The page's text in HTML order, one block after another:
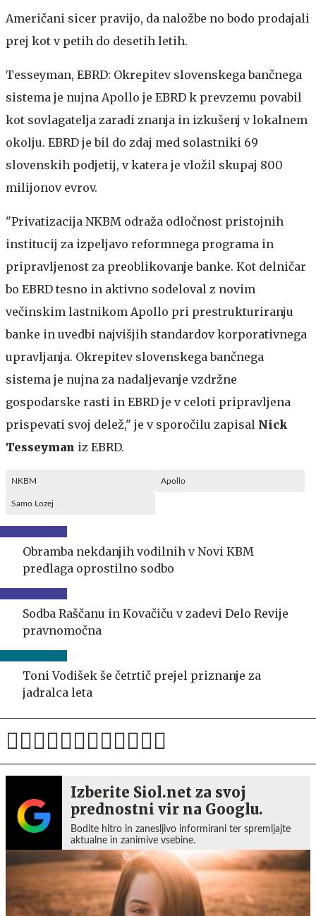
Američani sicer pravijo, da naložbe no bodo prodajali
prej kot v petih do desetih letih.
Tesseyman, EBRD: Okrepitev slovenskega bančnega
sistema je nujna Apollo je EBRD k prevzemu povabil
kot sovlagatelja zaradi znanja in izkušenj v lokalnem
okolju. EBRD je bil do zdaj med solastniki 69
slovenskih podjetij, v katera je vložil skupaj 800
milijonov evrov.
"Privatizacija NKBM odraža odločnost pristojnih
institucij za izpeljavo reformnega programa in
pripravljenost za preoblikovanje banke. Kot delničar
bo EBRD tesno in aktivno sodeloval z novim
večinskim lastnikom Apollo pri prestrukturiranju
banke in uvedbi najvišjih standardov korporativnega
upravljanja. Okrepitev slovenskega bančnega
sistema je nujna za nadaljevanje vzdržne
gospodarske rasti in EBRD je v celoti pripravljena
prispevati svoj delež," je v sporočilu zapisal Nick
Tesseyman iz EBRD.
NKBM Apollo
Samo Lozej
Obramba nekdanjih vodilnih v Novi KBM
predlaga oprostilno sodbo
Sodba Raščanu in Kovačiču v zadevi Delo Revije
pravnomočna
Toni Vodišek še četrtič prejel priznanje za
jadralca leta
Izberite Siol.net za svoj
prednostni vir na Googlu.
Bodite hitro in zanesljivo informirani ter spremljajte
aktualne in zanimive vsebine.